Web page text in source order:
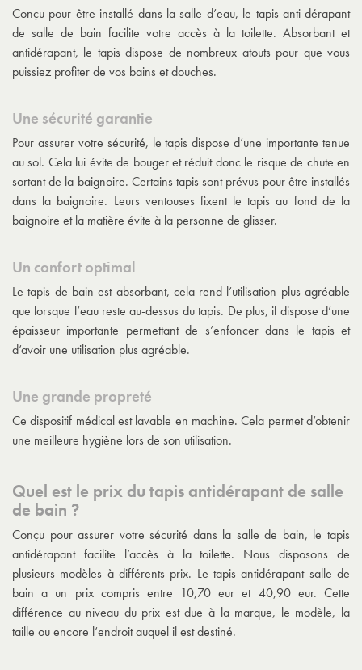
Conçu pour être installé dans la salle d’eau, le tapis anti-dérapant
de salle de bain facilite votre accès à la toilette. Absorbant et
antidérapant, le tapis dispose de nombreux atouts pour que vous
puissiez profiter de vos bains et douches.
Une sécurité garantie
Pour assurer votre sécurité, le tapis dispose d’une importante tenue
au sol. Cela lui évite de bouger et réduit donc le risque de chute en
sortant de la baignoire. Certains tapis sont prévus pour être installés
dans la baignoire. Leurs ventouses fixent le tapis au fond de la
baignoire et la matière évite à la personne de glisser.
Un confort optimal
Le tapis de bain est absorbant, cela rend l’utilisation plus agréable
que lorsque l’eau reste au-dessus du tapis. De plus, il dispose d’une
épaisseur importante permettant de s’enfoncer dans le tapis et
d’avoir une utilisation plus agréable.
Une grande propreté
Ce dispositif médical est lavable en machine. Cela permet d’obtenir
une meilleure hygiène lors de son utilisation.
Quel est le prix du tapis antidérapant de salle
de bain ?
Conçu pour assurer votre sécurité dans la salle de bain, le tapis
antidérapant facilite l’accès à la toilette. Nous disposons de
plusieurs modèles à différents prix. Le tapis antidérapant salle de
bain a un prix compris entre 10,70 eur et 40,90 eur. Cette
différence au niveau du prix est due à la marque, le modèle, la
taille ou encore l’endroit auquel il est destiné.